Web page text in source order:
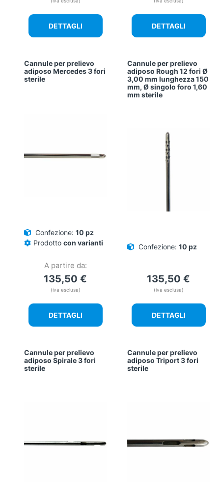
DETTAGLI DETTAGLI
Cannule per prelievo
adiposo Mercedes 3 fori
sterile
Confezione: 10 pz
Prodotto con varianti
A partire da:
135,50 €
(iva esclusa)
DETTAGLI
Cannule per prelievo
adiposo Rough 12 fori Ø
3,00 mm lunghezza 150
mm, Ø singolo foro 1,60
mm sterile
Confezione: 10 pz
135,50 €
(iva esclusa)
DETTAGLI
Cannule per prelievo
adiposo Spirale 3 fori
sterile
Cannule per prelievo
adiposo Triport 3 fori
sterile